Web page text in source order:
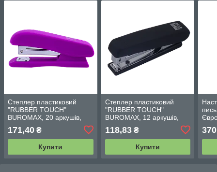
Степлер пластиковий
"RUBBER TOUCH"
BUROMAX, 20 аркушів,
171,40 ₴
Купити
Степлер пластиковий
"RUBBER TOUCH"
BUROMAX, 12 аркушів,
118,83₴
Купити
370